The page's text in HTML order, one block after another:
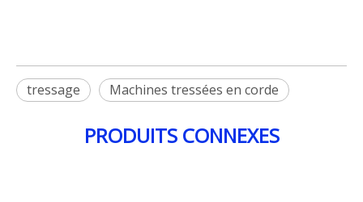
tressage Machines tressées en corde
PRODUITS CONNEXES